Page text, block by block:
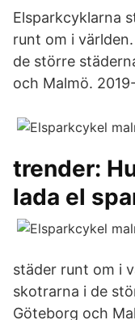
Elsparkcyklarna
runt om i
de större
och Malmö.
trender:
lada el
städer runt om i
skotrarna i de
Göteborg och